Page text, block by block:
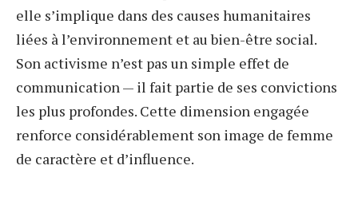
elle s’implique dans des causes humanitaires
liées à l’environnement et au bien-être social.
Son activisme n’est pas un simple effet de
communication — il fait partie de ses convictions
les plus profondes. Cette dimension engagée
renforce considérablement son image de femme
de caractère et d’influence.